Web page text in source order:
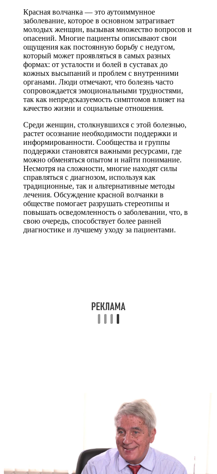
Красная волчанка — это аутоиммунное
заболевание, которое в основном затрагивает
молодых женщин, вызывая множество вопросов и
опасений. Многие пациенты описывают свои
ощущения как постоянную борьбу с недугом,
который может проявляться в самых разных
формах: от усталости и болей в суставах до
кожных высыпаний и проблем с внутренними
органами. Люди отмечают, что болезнь часто
сопровождается эмоциональными трудностями,
так как непредсказуемость симптомов влияет на
качество жизни и социальные отношения.
Среди женщин, столкнувшихся с этой болезнью,
растет осознание необходимости поддержки и
информированности. Сообщества и группы
поддержки становятся важными ресурсами, где
можно обменяться опытом и найти понимание.
Несмотря на сложности, многие находят силы
справляться с диагнозом, используя как
традиционные, так и альтернативные методы
лечения. Обсуждение красной волчанки в
обществе помогает разрушать стереотипы и
повышать осведомленность о заболевании, что, в
свою очередь, способствует более ранней
диагностике и лучшему уходу за пациентами.